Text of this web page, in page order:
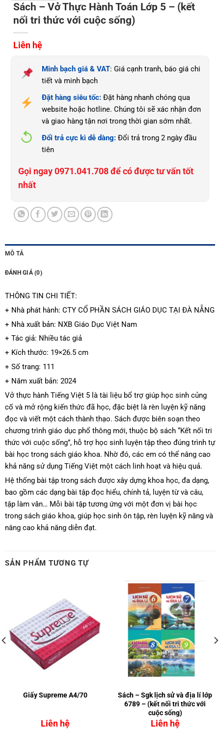
Sách – Vở Thực Hành Toán Lớp 5 – (kết
nối tri thức với cuộc sống)
Liên hệ
Minh bạch giá & VAT: Giá cạnh tranh, báo giá chi
tiết và minh bạch
Đặt hàng siêu tốc: Đặt hàng nhanh chóng qua
website hoặc hotline. Chúng tôi sẽ xác nhận đơn
và giao hàng tận nơi trong thời gian sớm nhất.
Đổi trả cực kì dễ dàng: Đổi trả trong 2 ngày đầu
tiên
Gọi ngay 0971.041.708 để có được tư vấn tốt
nhất
MÔ TẢ
ĐÁNH GIÁ (0)
THÔNG TIN CHI TIẾT:
+ Nhà phát hành: CTY CỔ PHẦN SÁCH GIÁO DỤC TẠI ĐÀ NẴNG
+ Nhà xuất bản: NXB Giáo Dục Việt Nam
+ Tác giả: Nhiều tác giả
+ Kích thước: 19×26.5 cm
+ Số trang: 111
+ Năm xuất bản: 2024
Vở thực hành Tiếng Việt 5 là tài liệu bổ trợ giúp học sinh củng
cố và mở rộng kiến thức đã học, đặc biệt là rèn luyện kỹ năng
đọc và viết một cách thành thạo. Sách được biên soạn theo
chương trình giáo dục phổ thông mới, thuộc bộ sách “Kết nối tri
thức với cuộc sống”, hỗ trợ học sinh luyện tập theo đúng trình tự
bài học trong sách giáo khoa. Nhờ đó, các em có thể nâng cao
khả năng sử dụng Tiếng Việt một cách linh hoạt và hiệu quả.
Hệ thống bài tập trong sách được xây dựng khoa học, đa dạng,
bao gồm các dạng bài tập đọc hiểu, chính tả, luyện từ và câu,
tập làm văn… Mỗi bài tập tương ứng với một đơn vị bài học
trong sách giáo khoa, giúp học sinh ôn tập, rèn luyện kỹ năng và
nâng cao khả năng diễn đạt.
SẢN PHẨM TƯƠNG TỰ
Giấy Supreme A4/70
Liên hệ
Sách – Sgk lịch sử và địa lí lớp
6789 – (kết nối tri thức với
cuộc sống)
Liên hệ